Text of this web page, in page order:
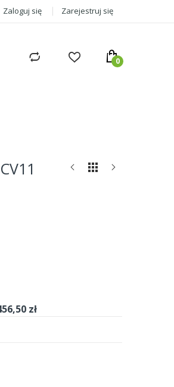
Zaloguj się Zarejestruj się
zł